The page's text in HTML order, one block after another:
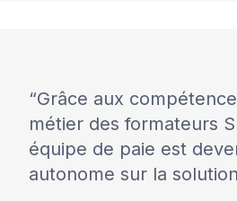
Grâce aux
métier des formateurs
équipe de paie est
autonome sur la